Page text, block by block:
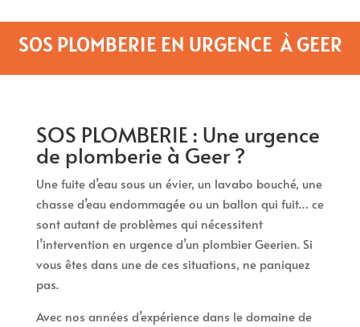
SOS PLOMBERIE EN URGENCE À GEER
SOS PLOMBERIE : Une urgence
de plomberie à Geer ?
Une fuite d’eau sous un évier, un lavabo bouché, une
chasse d’eau endommagée ou un ballon qui fuit… ce
sont autant de problèmes qui nécessitent
l’intervention en urgence d’un plombier Geerien. Si
vous êtes dans une de ces situations, ne paniquez
pas.
Avec nos années d’expérience dans le domaine de